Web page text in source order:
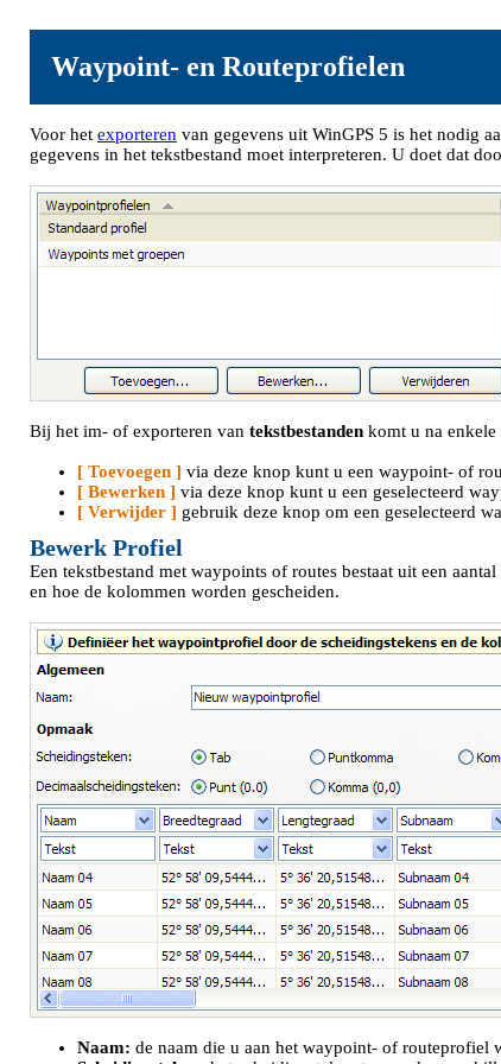
Waypoint- en Routeprofielen
Voor het exporteren van gegevens uit WinGPS 5 is het nodig
gegevens in het tekstbestand moet interpreteren. U doet dat
Bij het im- of exporteren van tekstbestanden komt u na
[ Toevoegen ] via deze knop kunt u een waypoint- of
[ Bewerken ] via deze knop kunt u een geselecteerd
[ Verwijder ] gebruik deze knop om een geselecteerd
Bewerk Profiel
Een tekstbestand met waypoints of routes bestaat uit een
en hoe de kolommen worden gescheiden.
Naam: de naam die u aan het waypoint- of routeprofiel